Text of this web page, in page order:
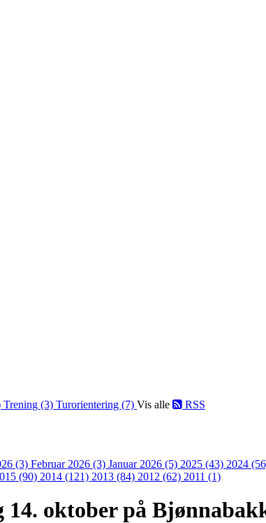
Trening (3) Turorientering (7) Vis alle RSS
(3) Februar 2026 (3) Januar 2026 (5) 2025 (43) 2024
(90) 2014 (121) 2013 (84) 2012 (62) 2011 (1)
14. oktober på